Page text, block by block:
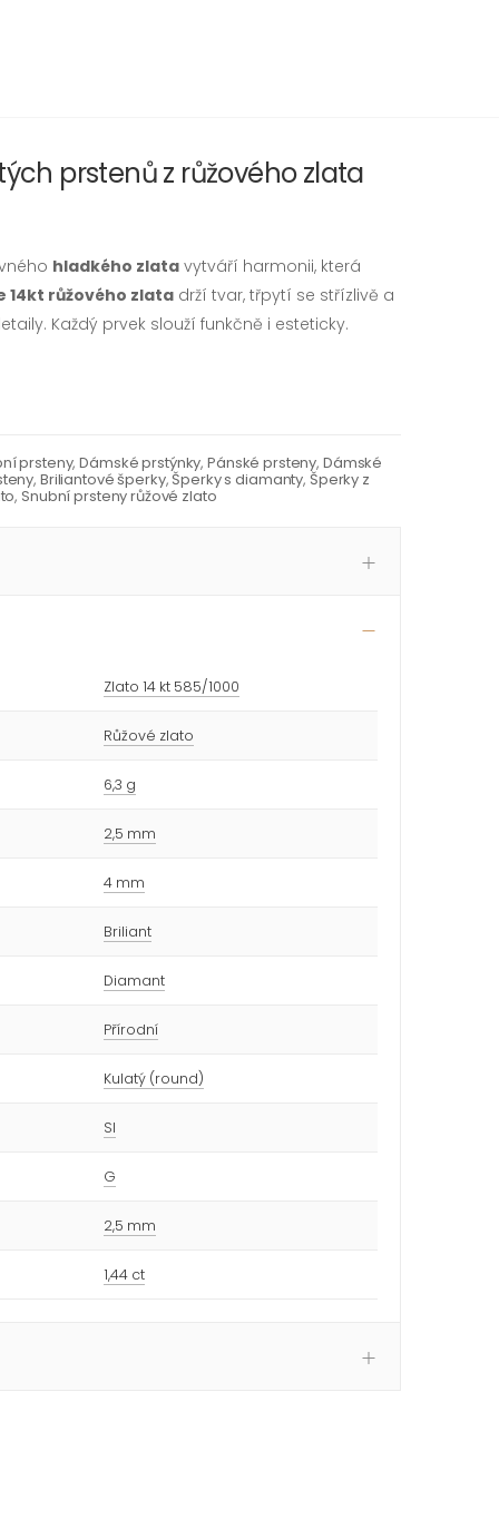
prstenů z růžového zlata
hladkého zlata vytváří harmonii, která
14kt růžového zlata drží tvar, třpytí se střízlivě a
Každý prvek slouží funkčně i esteticky.
prsteny,Dámské prstýnky,Pánské prsteny, Dámské
, Briliantové šperky,Šperky s diamanty, Šperky z
,Snubní prsteny růžové zlato
Zlato 14 kt 585/1000
Růžové zlato
6,3 g
2,5 mm
4 mm
Briliant
Diamant
Přírodní
Kulatý (round)
SI
G
2,5 mm
1,44 ct